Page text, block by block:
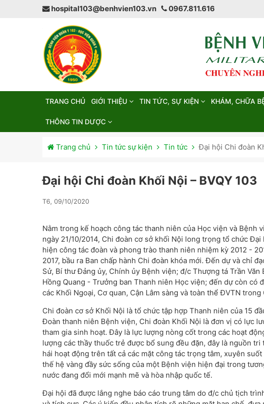
hospital103@benhvien103.vn 0967.811.616
TRANG CHỦ GIỚI THIỆU TIN TỨC, SỰ KIỆN KHÁM, CHỮA
THÔNG TIN DƯỢC
Trang chủ Tin tức sự kiện Tin tức Đại hội Chi đoàn
Đại hội Chi đoàn Khối Nội – BVQY 103
T6, 09/10/2020
Nằm trong kế hoạch công tác thanh niên của Học viện và Bệnh
ngày 21/10/2014, Chi đoàn cơ sở khối Nội long trọng tổ chức
hiện công tác đoàn và phong trào thanh niên nhiệm kỳ 2012 -
2017, bầu ra Ban chấp hành Chi đoàn khóa mới. Đến dự và chỉ
Sử, Bí thư Đảng ủy, Chính ủy Bệnh viện; đ/c Thượng tá Trần
Hồng Quang - Trưởng ban Thanh niên Học viện; đến dự còn có
các Khối Ngoại, Cơ quan, Cận Lâm sàng và toàn thể ĐVTN trong
Chi đoàn cơ sở Khối Nội là tổ chức tập hợp Thanh niên của 15
Đoàn thanh niên Bệnh viện, Chi đoàn Khối Nội là đơn vị có lực
tham gia sinh hoạt. Đây là lực lượng nòng cốt trong các hoạt
lượng các thầy thuốc trẻ được bổ sung đều đặn, đây là nguồn
hái hoạt động trên tất cả các mặt công tác trọng tâm, xuyên
thế hệ vàng đầy sức sống của một Bệnh viện hiện đại trong
nước đang đổi mới mạnh mẽ và hòa nhập quốc tế.
Đại hội đã được lắng nghe báo cáo trung tâm do đ/c chủ tịch